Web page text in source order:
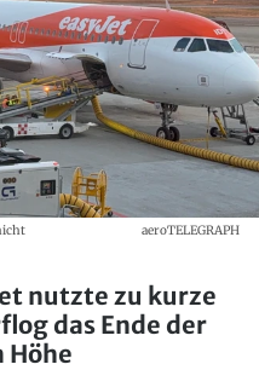
aeroTELEGRAPH
nutzte zu kurze
das Ende der
Höhe